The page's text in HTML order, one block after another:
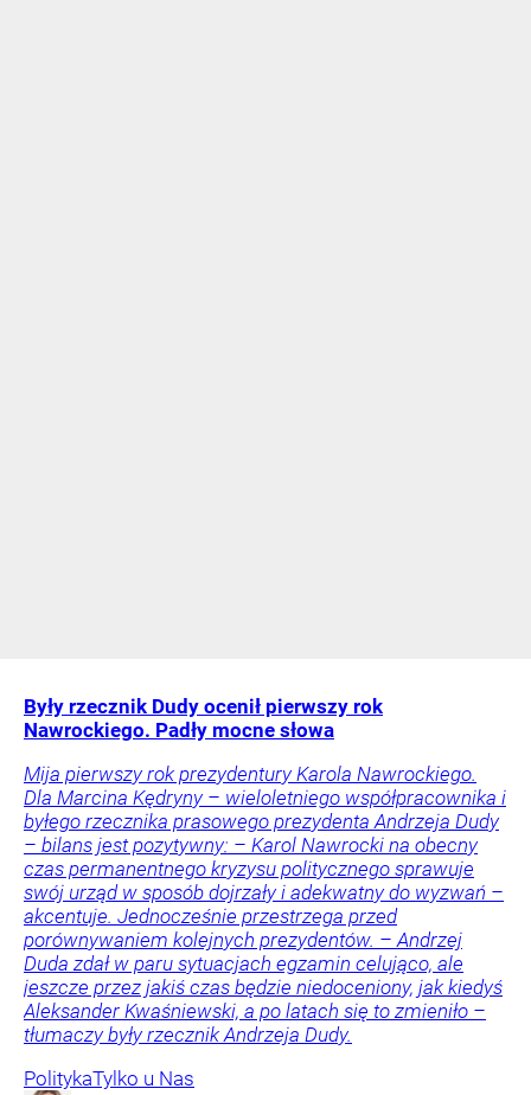
Były rzecznik Dudy ocenił pierwszy rok
Nawrockiego. Padły mocne słowa
Mija pierwszy rok prezydentury Karola Nawrockiego.
Dla Marcina Kędryny – wieloletniego współpracownika i
byłego rzecznika prasowego prezydenta Andrzeja Dudy
– bilans jest pozytywny: – Karol Nawrocki na obecny
czas permanentnego kryzysu politycznego sprawuje
swój urząd w sposób dojrzały i adekwatny do wyzwań –
akcentuje. Jednocześnie przestrzega przed
porównywaniem kolejnych prezydentów. – Andrzej
Duda zdał w paru sytuacjach egzamin celująco, ale
jeszcze przez jakiś czas będzie niedoceniony, jak kiedyś
Aleksander Kwaśniewski, a po latach się to zmieniło –
tłumaczy były rzecznik Andrzeja Dudy.
PolitykaTylko u Nas